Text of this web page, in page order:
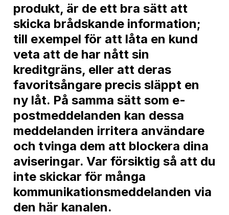
produkt, är de ett bra sätt att
skicka brådskande information;
till exempel för att låta en kund
veta att de har nått sin
kreditgräns, eller att deras
favoritsångare precis släppt en
ny låt. På samma sätt som e-
postmeddelanden kan dessa
meddelanden irritera användare
och tvinga dem att blockera dina
aviseringar. Var försiktig så att du
inte skickar för många
kommunikationsmeddelanden via
den här kanalen.